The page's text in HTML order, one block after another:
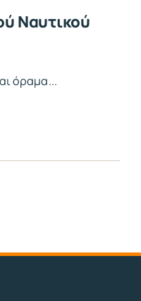
Ναυτικού
όραμα...